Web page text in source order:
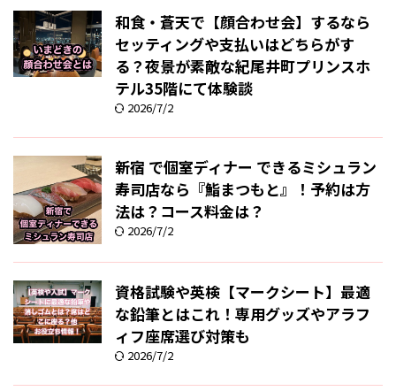
和食・蒼天で【顔合わせ会】するなら
セッティングや支払いはどちらがす
る？夜景が素敵な紀尾井町プリンスホ
テル35階にて体験談
2026/7/2
新宿 で個室ディナー できるミシュラン
寿司店なら『鮨まつもと』！予約は方
法は？コース料金は？
2026/7/2
資格試験や英検【マークシート】最適
な鉛筆とはこれ！専用グッズやアラフ
ィフ座席選び対策も
2026/7/2